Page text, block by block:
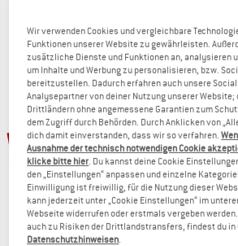
5,0(1)
bis 25% bis 18%
Wir verwenden Cookies und vergleichbare
Funktionen unserer Website zu gewährleisten.
zusätzliche Dienste und Funktionen an, analysieren
um Inhalte und Werbung zu personalisieren, bzw.
bereitzustellen. Dadurch erfahren auch unsere Social
Analysepartner von deiner Nutzung unserer
Drittländern ohne angemessene Garantien zum
dem Zugriff durch Behörden. Durch Anklicken von
dich damit einverstanden, dass wir so verfahren.
Ausnahme der technisch notwendigen Cookie
klicke bitte hier . Du kannst deine Cookie
den „Einstellungen“ anpassen und einzelne
Einwilligung ist freiwillig, für die Nutzung dieser
kann jederzeit unter „Cookie Einstellungen“ im
Webseite widerrufen oder erstmals vergeben
auch zu Risiken der Drittlandstransfers, findest du in
Datenschutzhinweisen